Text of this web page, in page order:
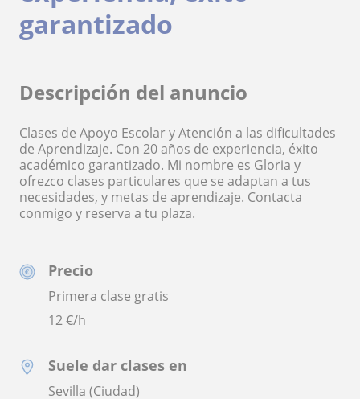
Precio
Primera clase gratis
12€/h
Suele dar clases en
Sevilla (Ciudad)
garantizado
Descripción del anuncio
Clases de Apoyo Escolar y Atención a las dificultades
de Aprendizaje. Con 20 años de experiencia, éxito
académico garantizado. Mi nombre es Gloria y
ofrezco clases particulares que se adaptan a tus
necesidades, y metas de aprendizaje. Contacta
conmigo y reserva a tu plaza.